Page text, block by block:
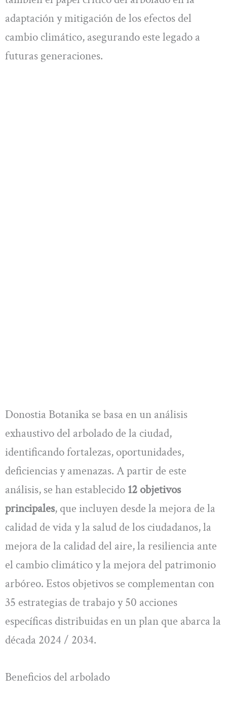
adaptación y mitigación de los efectos del
cambio climático, asegurando este legado a
futuras generaciones.
Donostia Botanika se basa en un análisis
exhaustivo del arbolado de la ciudad,
identificando fortalezas, oportunidades,
deficiencias y amenazas. A partir de este
análisis, se han establecido 12 objetivos
principales, que incluyen desde la mejora de la
calidad de vida y la salud de los ciudadanos, la
mejora de la calidad del aire, la resiliencia ante
el cambio climático y la mejora del patrimonio
arbóreo. Estos objetivos se complementan con
35 estrategias de trabajo y 50 acciones
específicas distribuidas en un plan que abarca la
década 2024 / 2034.
Beneficios del arbolado